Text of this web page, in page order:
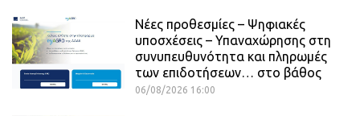
Νέες προθεσμίες – Ψηφιακές
υποσχέσεις – Υπαναχώρησης στη
συνυπευθυνότητα και πληρωμές
των επιδοτήσεων… στο βάθος
06/08/2026 16:00